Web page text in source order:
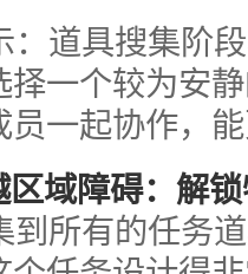
：道具搜集阶
择一个较为安
员一起协作，
区域障碍：解
到所有的任务